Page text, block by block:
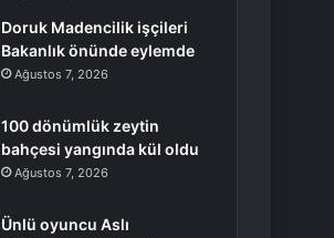
Doruk Madencilik işçileri
Bakanlık önünde eylemde
Ağustos 7, 2026
100 dönümlük zeytin
bahçesi yangında kül oldu
Ağustos 7, 2026
Ünlü oyuncu Aslı